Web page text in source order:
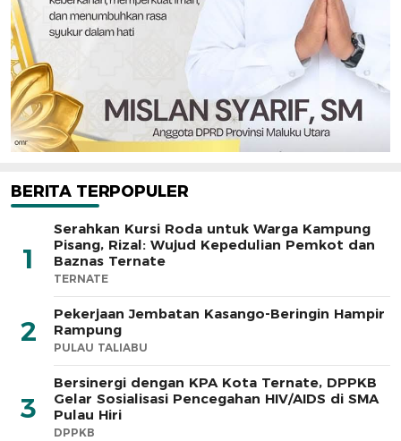
BERITA TERPOPULER
1
Serahkan Kursi Roda untuk Warga Kampung
Pisang, Rizal: Wujud Kepedulian Pemkot dan
Baznas Ternate
TERNATE
2
Pekerjaan Jembatan Kasango-Beringin Hampir
Rampung
PULAU TALIABU
3
Bersinergi dengan KPA Kota Ternate, DPPKB
Gelar Sosialisasi Pencegahan HIV/AIDS di SMA
Pulau Hiri
DPPKB